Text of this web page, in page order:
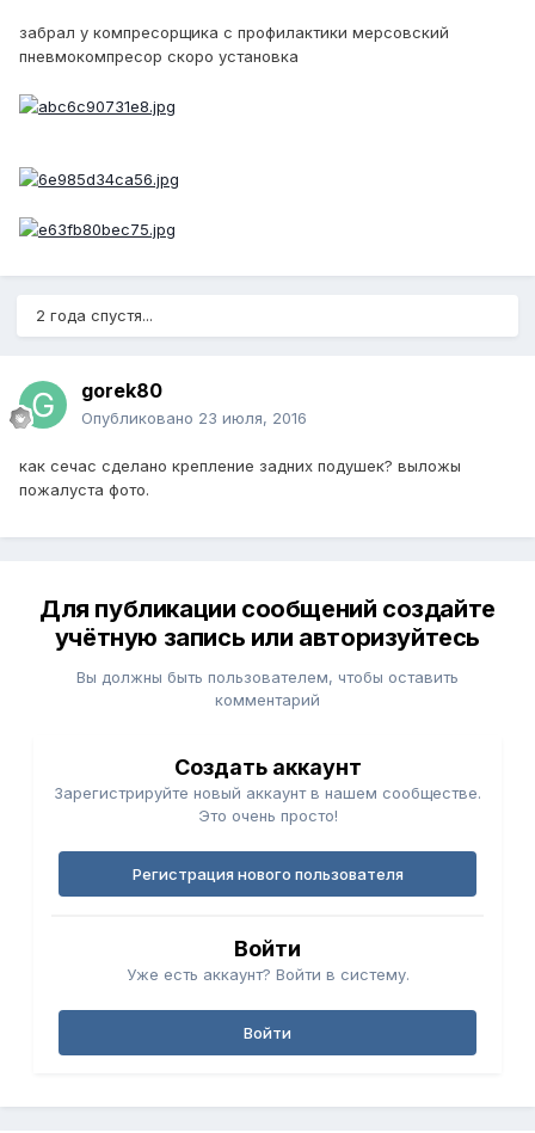
забрал у компресорщика с профилактики мерсовский
пневмокомпресор скоро установка
2 года спустя...
gorek80
Опубликовано 23 июля, 2016
как сечас сделано крепление задних подушек? выложы
пожалуста фото.
Для публикации сообщений создайте
учётную запись или авторизуйтесь
Вы должны быть пользователем, чтобы оставить
комментарий
Создать аккаунт
Зарегистрируйте новый аккаунт в нашем сообществе.
Это очень просто!
Регистрация нового пользователя
Войти
Уже есть аккаунт? Войти в систему.
Войти